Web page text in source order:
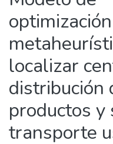
Statistics
localizar
distribución
productos y
transporte